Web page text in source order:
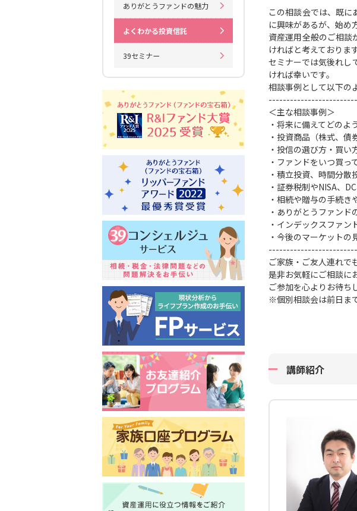
この相談会では、既
に興味があるが、始め
資産運用全般のご相談
ければと考えております
セミナーでは気後れし
ければ幸いです。
相談事例として以下の
＜主な相談事例＞
・将来に備えてどのよ
・投資商品（株式、債
・投信の選び方・買
・ファンドをいつ買っ
・積立投資、時間分散
・証券税制やNISA、
・相続や贈与の手続き
・ありがとうファン
・インデックスファン
・今後のマーケットの
ご家族・ご友人連れで
是非お気軽にご相談に
ご参加を心よりお待ち
※個別相談会は前日ま
講師紹介
ありがとうファンドの魅力
よくわかる投資信託
39セミナー